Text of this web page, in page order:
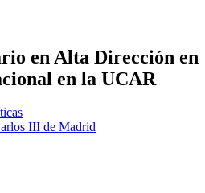
en Alta Dirección en
en la UCAR
III de Madrid